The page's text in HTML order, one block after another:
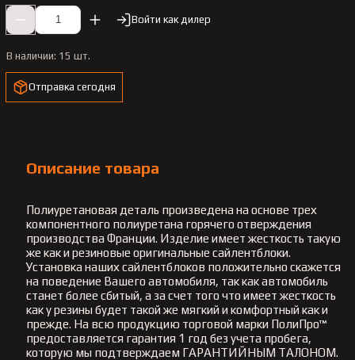
Войти как дилер
В наличии: 15 шт.
Отправка сегодня
Описание товара
Полиуретановая деталь произведена на основе трех
компонентного полиуретана горячего отверждения
производства Франции. Изделие имеет жесткость такую
же как и резиновые оригинальные сайлентблоки.
Установка наших сайлентблоков положительно скажется
на поведение Вашего автомобиля, так как автомобиль
станет более сбитый, а за счет того что имеет жесткость
как у резины будет такой же мягкий и комфортный как и
прежде. На всю продукцию торговой марки ПолиПро™
предоставляется гарантия 1 год без учета пробега,
которую мы подтверждаем ГАРАНТИЙНЫМ ТАЛОНОМ.